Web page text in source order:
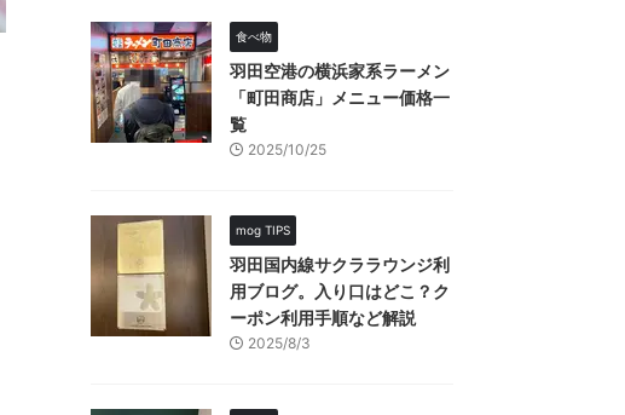
食べ物
羽田空港の横浜家系ラーメン
「町田商店」メニュー価格一
覧
2025/10/25
mog TIPS
羽田国内線サクララウンジ利
用ブログ。入り口はどこ？ク
ーポン利用手順など解説
2025/8/3